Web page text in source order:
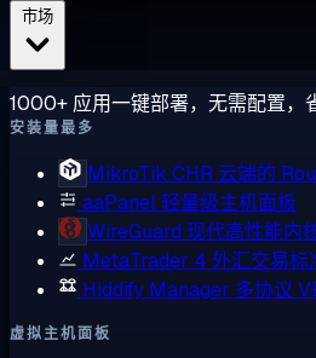
1000+ 应用一键部署，无需配置，
安装量最多
MikroTik CHR 云端的
aaPanel轻量级主机面板
WireGuard 现代高性能内
MetaTrader 4 外汇交易标
Hiddify Manager 多协议
虚拟主机面板